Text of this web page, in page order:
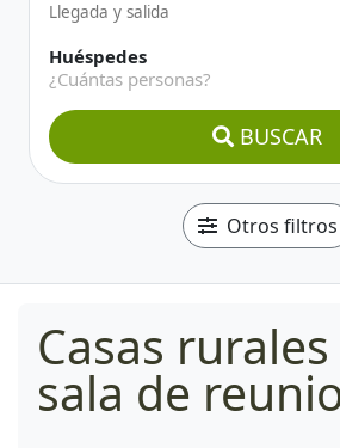
Huéspedes
¿Cuántas personas?
BUSCAR
Otros filtros
Casas
sala de